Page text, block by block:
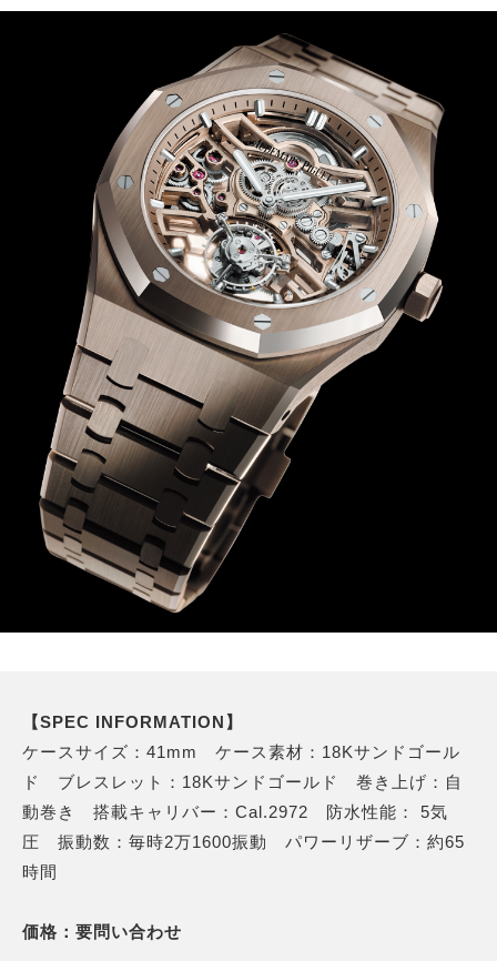
【SPEC INFORMATION】
ケースサイズ：41mm ケース素材：18Kサンドゴール
ド ブレスレット：18Kサンドゴールド 巻き上げ：自
動巻き 搭載キャリバー：Cal.2972 防水性能： 5気
圧 振動数：毎時2万1600振動 パワーリザーブ：約65
時間
価格：要問い合わせ